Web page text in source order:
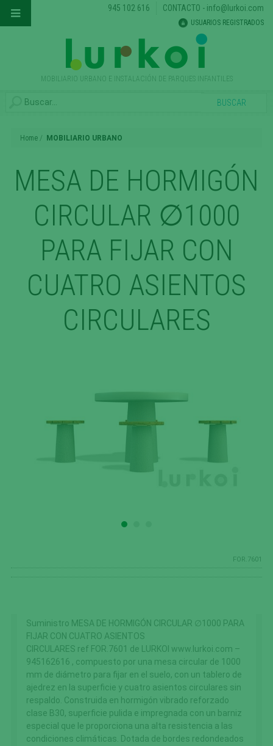
MOBILIARIO URBANO E INSTALACIÓN DE PARQUES INFANTILES
945 102 616 CONTACTO - info@lurkoi.com
USUARIOS REGISTRADOS
Home MOBILIARIO URBANO
MESA DE HORMIGÓN
CIRCULAR ∅1000
PARA FIJAR CON
CUATRO ASIENTOS
CIRCULARES
FOR.7601
Suministro MESA DE HORMIGÓN CIRCULAR ∅1000 PARA
FIJAR CON CUATRO ASIENTOS
CIRCULARES ref FOR.7601 de LURKOI www.lurkoi.com –
945162616 , compuesto por una mesa circular de 1000
mm de diámetro para fijar en el suelo, con un tablero de
ajedrez en la superficie y cuatro asientos circulares sin
respaldo. Construida en hormigón vibrado reforzado
clase B30, superficie pulida e impregnada con un barniz
especial que le proporciona una alta resistencia a las
condiciones climáticas. Dotada de bordes redondeados